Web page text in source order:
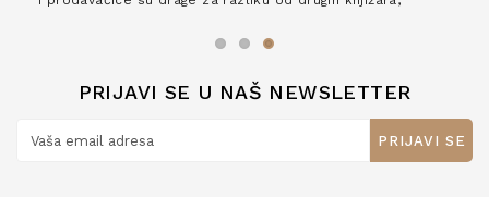
PRIJAVI SE U NAŠ NEWSLETTER
PRIJAVI SE